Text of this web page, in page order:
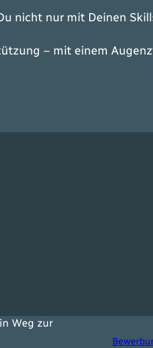
nicht nur mit Deinen
– mit einem